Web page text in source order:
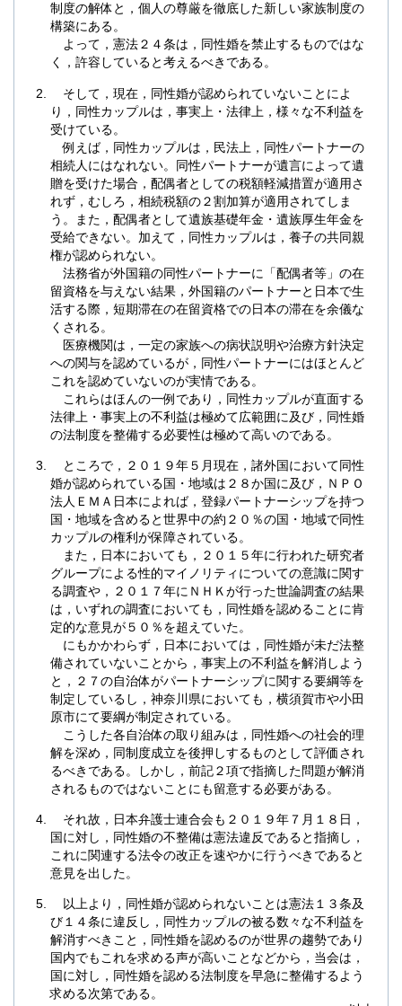
制度の解体と，個人の尊厳を徹底した新しい家族制度の
構築にある。
よって，憲法２４条は，同性婚を禁止するものではな
く，許容していると考えるべきである。
そして，現在，同性婚が認められていないことによ
り，同性カップルは，事実上・法律上，様々な不利益を
受けている。
例えば，同性カップルは，民法上，同性パートナーの
相続人にはなれない。同性パートナーが遺言によって遺
贈を受けた場合，配偶者としての税額軽減措置が適用さ
れず，むしろ，相続税額の２割加算が適用されてしま
う。また，配偶者として遺族基礎年金・遺族厚生年金を
受給できない。加えて，同性カップルは，養子の共同親
権が認められない。
法務省が外国籍の同性パートナーに「配偶者等」の在
留資格を与えない結果，外国籍のパートナーと日本で生
活する際，短期滞在の在留資格での日本の滞在を余儀な
くされる。
医療機関は，一定の家族への病状説明や治療方針決定
への関与を認めているが，同性パートナーにはほとんど
これを認めていないのが実情である。
これらはほんの一例であり，同性カップルが直面する
法律上・事実上の不利益は極めて広範囲に及び，同性婚
の法制度を整備する必要性は極めて高いのである。
ところで，２０１９年５月現在，諸外国において同性
婚が認められている国・地域は２８か国に及び，ＮＰＯ
法人ＥＭＡ日本によれば，登録パートナーシップを持つ
国・地域を含めると世界中の約２０％の国・地域で同性
カップルの権利が保障されている。
また，日本においても，２０１５年に行われた研究者
グループによる性的マイノリティについての意識に関す
る調査や，２０１７年にＮＨＫが行った世論調査の結果
は，いずれの調査においても，同性婚を認めることに肯
定的な意見が５０％を超えていた。
にもかかわらず，日本においては，同性婚が未だ法整
備されていないことから，事実上の不利益を解消しよう
と，２７の自治体がパートナーシップに関する要綱等を
制定しているし，神奈川県においても，横須賀市や小田
原市にて要綱が制定されている。
こうした各自治体の取り組みは，同性婚への社会的理
解を深め，同制度成立を後押しするものとして評価され
るべきである。しかし，前記２項で指摘した問題が解消
されるものではないことにも留意する必要がある。
それ故，日本弁護士連合会も２０１９年７月１８日，
国に対し，同性婚の不整備は憲法違反であると指摘し，
これに関連する法令の改正を速やかに行うべきであると
意見を出した。
以上より，同性婚が認められないことは憲法１３条及
び１４条に違反し，同性カップルの被る数々な不利益を
解消すべきこと，同性婚を認めるのが世界の趨勢であり
国内でもこれを求める声が高いことなどから，当会は，
国に対し，同性婚を認める法制度を早急に整備するよう
求める次第である。